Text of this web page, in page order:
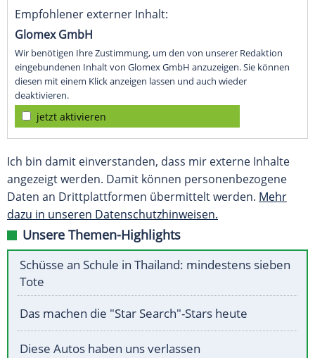
Empfohlener externer Inhalt:
Glomex GmbH
Wir benötigen Ihre Zustimmung, um den von unserer Redaktion
eingebundenen Inhalt von Glomex GmbH anzuzeigen. Sie können
diesen mit einem Klick anzeigen lassen und auch wieder
deaktivieren.
jetzt aktivieren
Ich bin damit einverstanden, dass mir externe Inhalte
angezeigt werden. Damit können personenbezogene
Daten an Drittplattformen übermittelt werden. Mehr
dazu in unseren Datenschutzhinweisen.
Unsere Themen-Highlights
Schüsse an Schule in Thailand: mindestens sieben
Tote
Das machen die "Star Search"-Stars heute
Diese Autos haben uns verlassen